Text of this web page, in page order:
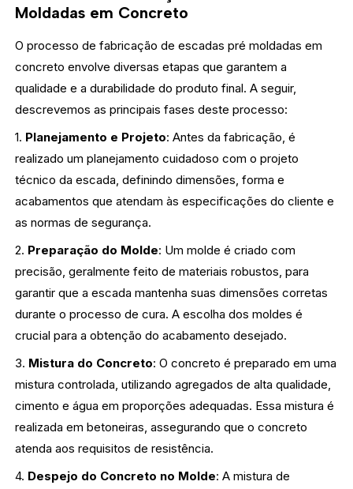
Moldadas em Concreto
O processo de fabricação de escadas pré moldadas em
concreto envolve diversas etapas que garantem a
qualidade e a durabilidade do produto final. A seguir,
descrevemos as principais fases deste processo:
1. Planejamento e Projeto: Antes da fabricação, é
realizado um planejamento cuidadoso com o projeto
técnico da escada, definindo dimensões, forma e
acabamentos que atendam às especificações do cliente e
as normas de segurança.
2. Preparação do Molde: Um molde é criado com
precisão, geralmente feito de materiais robustos, para
garantir que a escada mantenha suas dimensões corretas
durante o processo de cura. A escolha dos moldes é
crucial para a obtenção do acabamento desejado.
3. Mistura do Concreto: O concreto é preparado em uma
mistura controlada, utilizando agregados de alta qualidade,
cimento e água em proporções adequadas. Essa mistura é
realizada em betoneiras, assegurando que o concreto
atenda aos requisitos de resistência.
4. Despejo do Concreto no Molde: A mistura de